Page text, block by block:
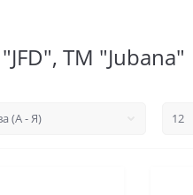
TM "Jubana"